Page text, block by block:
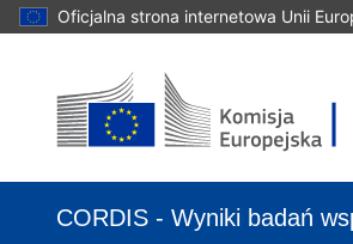
Oficjalna strona internetowa Unii
CORDIS - Wyniki badań